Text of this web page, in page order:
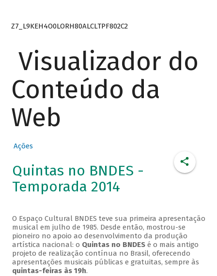
Z7_L9KEH4O0LORH80ALCLTPF802C2
Visualizador do
Conteúdo da
Web
Ações
Quintas no BNDES -
Temporada 2014
O Espaço Cultural BNDES teve sua primeira apresentação
musical em julho de 1985. Desde então, mostrou-se
pioneiro no apoio ao desenvolvimento da produção
artística nacional: o Quintas no BNDESé o mais antigo
projeto de realização contínua no Brasil, oferecendo
apresentações musicais públicas e gratuitas, sempre às
quintas-feiras às 19h.